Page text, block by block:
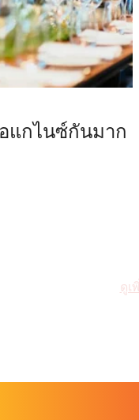
แกไนซ์กันมาก
ดูเ